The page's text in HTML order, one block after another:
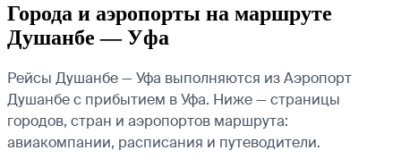
Города и аэропорты на маршруте
Душанбе — Уфа
Рейсы Душанбе — Уфа выполняются из Аэропорт
Душанбе с прибытием в Уфа. Ниже — страницы
городов, стран и аэропортов маршрута:
авиакомпании, расписания и путеводители.